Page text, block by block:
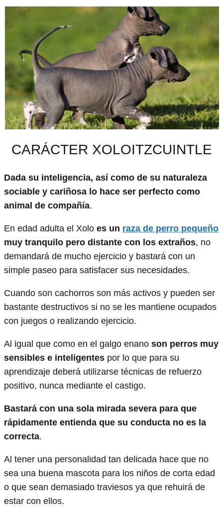
CARÁCTER XOLOITZCUINTLE
Dada su inteligencia, así como de su naturaleza
sociable y cariñosa lo hace ser perfecto como
animal de compañía.
En edad adulta el Xolo es un raza de perro pequeño
muy tranquilo pero distante con los extraños, no
demandará de mucho ejercicio y bastará con un
simple paseo para satisfacer sus necesidades.
Cuando son cachorros son más activos y pueden ser
bastante destructivos si no se les mantiene ocupados
con juegos o realizando ejercicio.
Al igual que como en el galgo enano son perros muy
sensibles e inteligentes por lo que para su
aprendizaje deberá utilizarse técnicas de refuerzo
positivo, nunca mediante el castigo.
Bastará con una sola mirada severa para que
rápidamente entienda que su conducta no es la
correcta.
Al tener una personalidad tan delicada hace que no
sea una buena mascota para los niños de corta edad
o que sean demasiado traviesos ya que rehuirá de
estar con ellos.